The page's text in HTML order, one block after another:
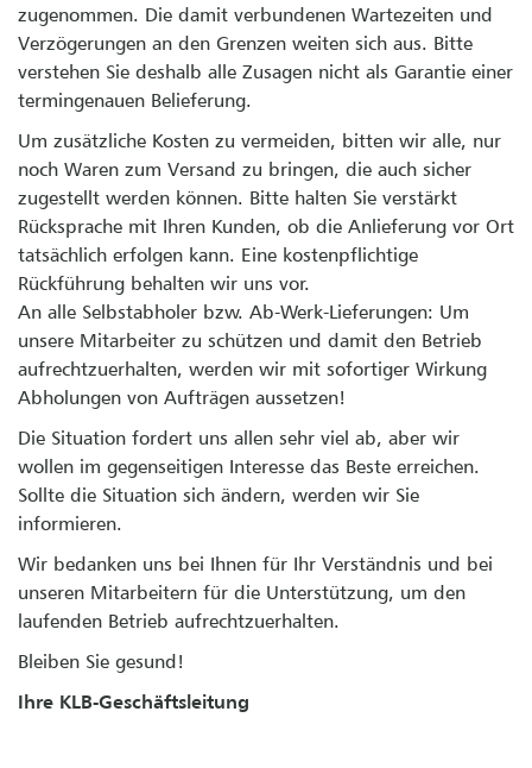
zugenommen. Die damit verbundenen Wartezeiten und
Verzögerungen an den Grenzen weiten sich aus. Bitte
verstehen Sie deshalb alle Zusagen nicht als Garantie einer
termingenauen Belieferung.
Um zusätzliche Kosten zu vermeiden, bitten wir alle, nur
noch Waren zum Versand zu bringen, die auch sicher
zugestellt werden können. Bitte halten Sie verstärkt
Rücksprache mit Ihren Kunden, ob die Anlieferung vor Ort
tatsächlich erfolgen kann. Eine kostenpflichtige
Rückführung behalten wir uns vor.
An alle Selbstabholer bzw. Ab-Werk-Lieferungen: Um
unsere Mitarbeiter zu schützen und damit den Betrieb
aufrechtzuerhalten, werden wir mit sofortiger Wirkung
Abholungen von Aufträgen aussetzen!
Die Situation fordert uns allen sehr viel ab, aber wir
wollen im gegenseitigen Interesse das Beste erreichen.
Sollte die Situation sich ändern, werden wir Sie
informieren.
Wir bedanken uns bei Ihnen für Ihr Verständnis und bei
unseren Mitarbeitern für die Unterstützung, um den
laufenden Betrieb aufrechtzuerhalten.
Bleiben Sie gesund!
Ihre KLB-Geschäftsleitung